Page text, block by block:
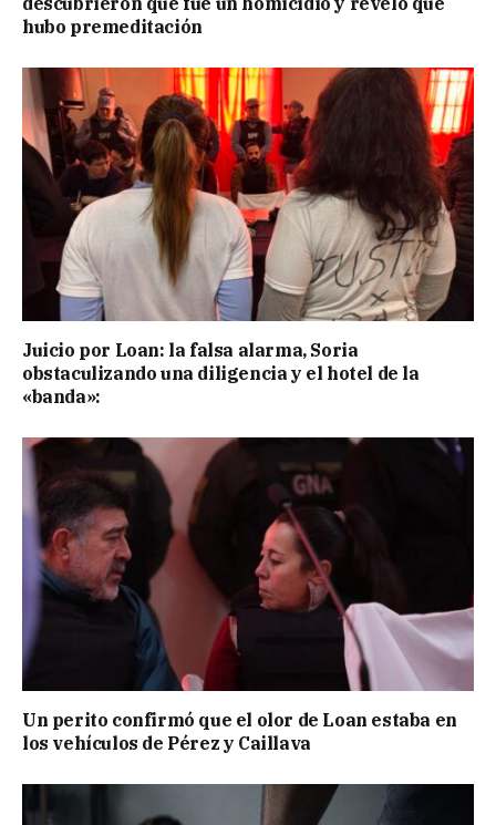
hubo premeditación
Juicio por Loan: la falsa alarma, Soria
obstaculizando una diligencia y el hotel de la
«banda»:
Un perito confirmó que el olor de Loan estaba en
los vehículos de Pérez y Caillava